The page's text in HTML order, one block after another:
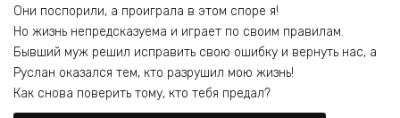
Они поспорили, а проиграла в этом споре я!
Но жизнь непредсказуема и играет по своим правилам.
Бывший муж решил исправить свою ошибку и вернуть нас, а
Руслан оказался тем, кто разрушил мою жизнь!
Как снова поверить тому, кто тебя предал?